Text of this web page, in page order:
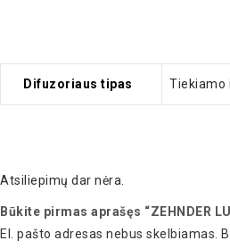
Difuzoriaus tipas Tiekiamo
Atsiliepimų dar nėra.
Būkite pirmas aprašęs “ZEHNDER
El. pašto adresas nebus skelbiamas.